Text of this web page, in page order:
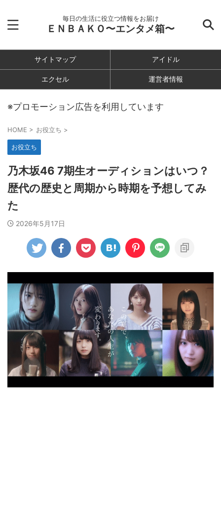
毎日の生活に役立つ情報をお届け
ＥＮＢＡＫＯ〜エンタメ箱〜
サイトマップ アイドル
エクセル 運営者情報
※プロモーション広告を利用しています
HOME > お役立ち >
お役立ち
乃木坂46 7期生オーディションはいつ？
歴代の歴史と周期から時期を予想してみ
た
2026年5月17日